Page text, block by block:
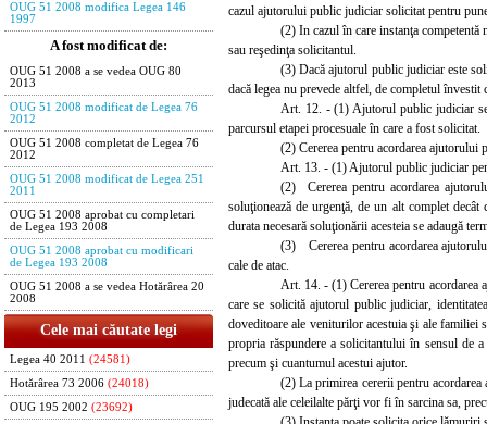
OUG 51 2008 modifica Legea 146
1997
A fost modificat de:
OUG 51 2008 a se vedea OUG 80
2013
OUG 51 2008 modificat de Legea 76
2012
OUG 51 2008 completat de Legea 76
2012
OUG 51 2008 modificat de Legea 251
2011
OUG 51 2008 aprobat cu completari
de Legea 193 2008
OUG 51 2008 aprobat cu modificari
de Legea 193 2008
OUG 51 2008 a se vedea Hotărârea 20
2008
Cele mai căutate legi
Legea 40 2011 (24581)
Hotărârea 73 2006 (24018)
OUG 195 2002 (23692)
cazul ajutorului public judiciar solicitat pentru
(2) In cazul în care instanţa
sau reşedinţa solicitantul.
(3) Dacă ajutorul public judiciar este
dacă legea nu prevede altfel, de completul
Art. 12. - (1) Ajutorul public judiciar
parcursul etapei procesuale în care a fost solicitat.
(2) Cererea pentru acordarea ajutorului
Art. 13. - (1) Ajutorul public judiciar
(2) Cererea pentru acordarea
soluţionează de urgenţă, de un alt complet
durata necesară soluţionării acesteia se adaugă
(3) Cererea pentru acordarea
cale de atac.
Art. 14. - (1) Cererea pentru acordarea
care se solicită ajutorul public judiciar,
doveditoare ale veniturilor acestuia şi ale familiei
propria răspundere a solicitantului în sensul de
precum şi cuantumul acestui ajutor.
(2) La primirea cererii pentru
judecată ale celeilalte părţi vor fi în sarcina sa,